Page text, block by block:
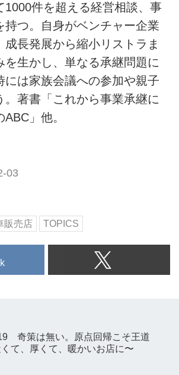
1000件を超える経営相談、事
持つ。自身がベンチャー企業
成長発展から縮小リストラま
を生かし、単なる承継問題に
には家族会議への参加や親子
。著書「これから事業承継に
」他。
03
販売店 TOPICS
奇策は無い。原点回帰こそ王道
て、厚くて、暖かいお店に〜